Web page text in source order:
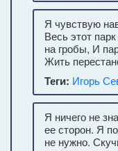
Я чувствую
Весь этот
на гробы, И
Жить
Теги: Игорь
Я ничего не
ее сторон. Я
не нужно.